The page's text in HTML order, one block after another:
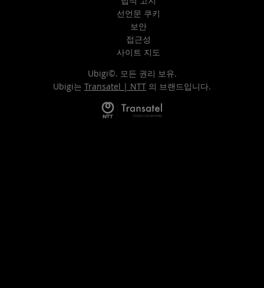
선언문 쿠키
보안
접근성
사이트 지도
Ubigi©. 모든 권리 보유.
Ubigi는 Transatel | NTT 의 브랜드입니다.